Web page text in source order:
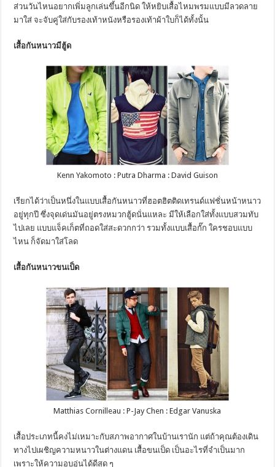
ส่วนวันไหนอยากเพิ่มลูกเล่นขึ้นอีกนิด ให้หยิบเสื้อไหมพรมแบบมีลวดลาย
มาใส่ จะจับคู่ใส่กับรองเท้าหนังหรือรองเท้าผ้าใบก็ได้ทั้งนั้น
เสื้อกันหนาวมีฮู้ด
Kenn Yakomoto : Putra Dharma : David Guison
เรียกได้ว่าเป็นหนึ่งในแบบเสื้อกันหนาวที่ฮอตฮิตติดเทรนด์แฟชั่นหน้าหนาว
อยู่ทุกปี ซึ่งจุดเด่นมันอยู่ตรงหมวกฮู้ดนั่นแหละ มีให้เลือกใส่ทั้งแบบสวมทับ
ไปเลย แบบแจ็คเก็ตที่ถอดใส่สะดวกกว่า รวมทั้งแบบเสื้อกั๊ก ใครชอบแบบ
ไหน ก็จัดมาใส่โลด
เสื้อกันหนาวขนเป็ด
Matthias Cornilleau : P-Jay Chen : Edgar Vanuska
เสื้อประเภทนี้คงไม่เหมาะกับสภาพอากาศในบ้านเรานัก แต่ถ้าคุณต้องเดิน
ทางไปเผชิญความหนาวในต่างแดน เสื้อขนเป็ด เป็นอะไรที่จำเป็นมาก
เพราะให้ความอบอุ่นได้ดีสุด ๆ